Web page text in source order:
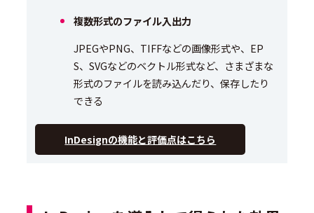
複数形式のファイル入出力
JPEGやPNG、TIFFなどの画像形式や、EP
S、SVGなどのベクトル形式など、さまざまな
形式のファイルを読み込んだり、保存したり
できる
InDesignの機能と評価点はこちら